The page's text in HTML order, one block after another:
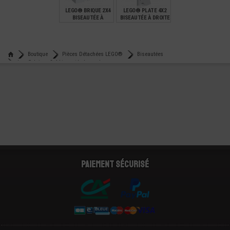
LEGO® BRIQUE 2X4
BISEAUTÉE À
LEGO® PLATE 4X2
BISEAUTÉE À DROITE
Boutique
Pièces Détachées LEGO®
Biseautées
Lego® brique 2x4 biseautée à gauche
Paiement sécurisé